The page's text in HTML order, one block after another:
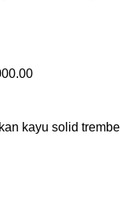
kayu solid